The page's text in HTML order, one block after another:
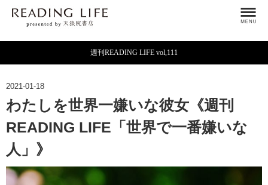
週刊READING LIFE vol,111
2021-01-18
わたしを世界一嫌いな彼女《週刊
READING LIFE「世界で一番嫌いな
人」》